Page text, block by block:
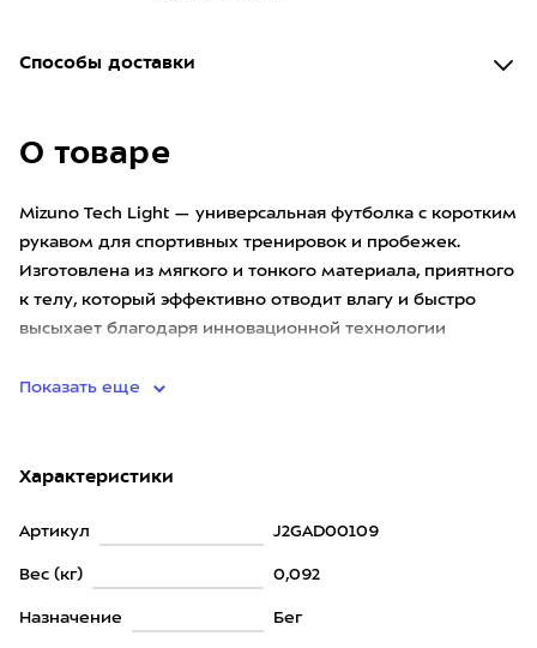
Способы доставки
О товаре
Mizuno Tech Light — универсальная футболка с коротким
рукавом для спортивных тренировок и пробежек.
Изготовлена из мягкого и тонкого материала, приятного
к телу, который эффективно отводит влагу и быстро
высыхает благодаря инновационной технологии
Показать еще
Характеристики
Артикул J2GAD00109
Вес (кг) 0,092
Назначение Бег